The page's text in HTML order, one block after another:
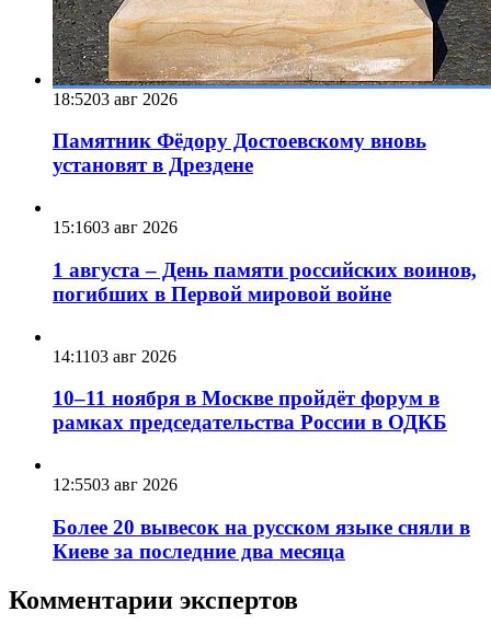
18:5203 авг 2026
Памятник Фёдору Достоевскому вновь
установят в Дрездене
15:1603 авг 2026
1 августа – День памяти российских воинов,
погибших в Первой мировой войне
14:1103 авг 2026
10–11 ноября в Москве пройдёт форум в
рамках председательства России в ОДКБ
12:5503 авг 2026
Более 20 вывесок на русском языке сняли в
Киеве за последние два месяца
Комментарии экспертов